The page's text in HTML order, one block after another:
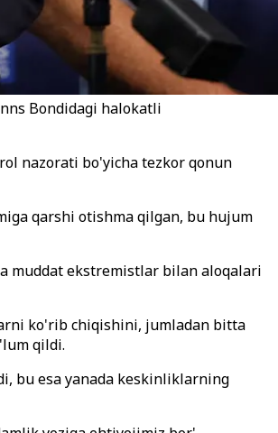
Bondidagi halokatli
nazorati bo'yicha tezkor qonun
qarshi otishma qilgan, bu hujum
muddat ekstremistlar bilan aloqalari
ko'rib chiqishini, jumladan bitta
qildi.
bu esa yanada keskinliklarning